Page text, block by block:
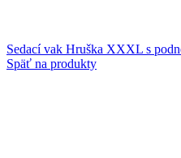
Sedací vak Hruška XXXL s
Späť na produkty